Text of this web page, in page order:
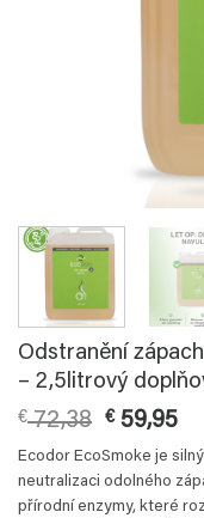
Odstranění
– 2,5litrový
€72,38 Původní
cena
byla:
€ 72,38.
€59,95
je:
€
Ecodor EcoSmoke je
neutralizaci odolného
přírodní enzymy, které